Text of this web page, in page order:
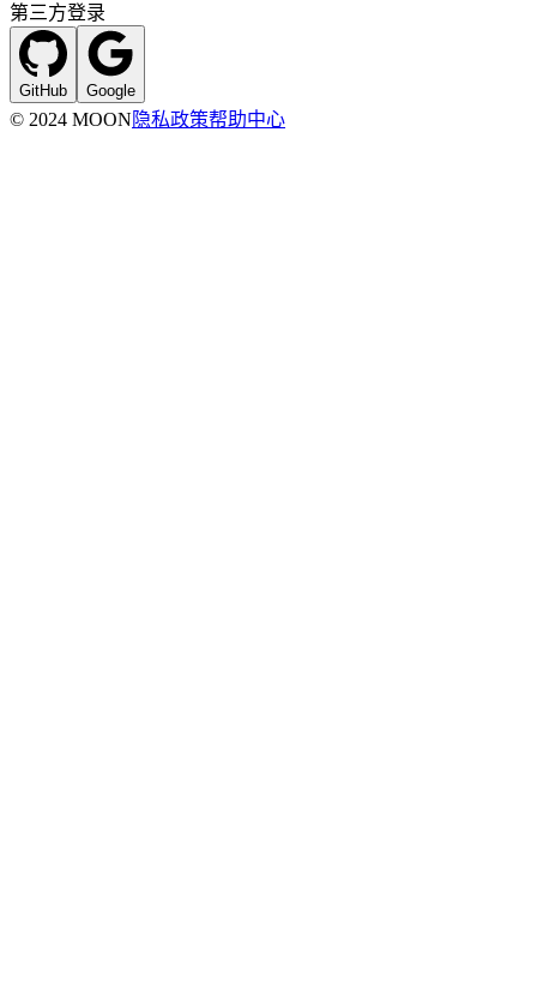
第三方登录
GitHub Google
© 2024 MOON 隐私政策帮助中心